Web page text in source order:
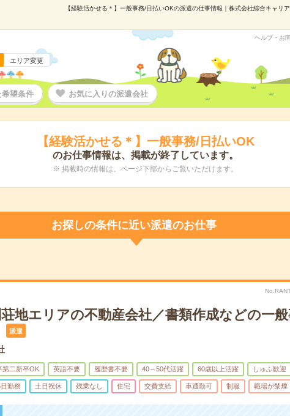
【経験活かせる＊】一般事務/日払いOKの派遣の仕事情報｜株式会社綜合キャ
エリア変更
ヘルプ・お
望条件 お気に入りの派遣会社
【経験活かせる＊】一般事務/日払いOK
のお仕事情報は、掲載が終了しています。
※ 掲載時の情報は、ページ下部からご覧いただけます。
お探しの条件に近い派遣のお仕事
地エリアの不動産会社／書類作成などの一
派遣
第二新卒OK 英語不要 履歴書不要 40～50代活躍 60歳以上活躍 しゅふ歓迎
勤務 土日祝休 残業なし 住宅 交費支給 車通勤可 制服 職場が禁煙